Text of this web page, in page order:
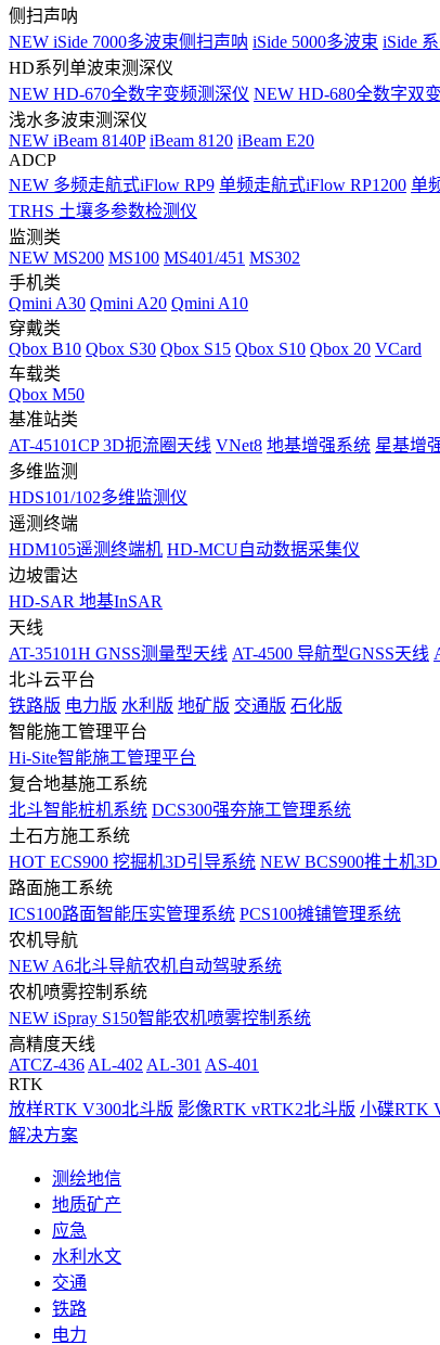
侧扫声呐
NEW iSide 7000多波束侧扫声呐 iSide 5000多波束 iSide
HD系列单波束测深仪
NEW HD-670全数字变频测深仪 NEW HD-680全数字双
浅水多波束测深仪
NEW iBeam 8140P iBeam 8120 iBeam E20
ADCP
NEW 多频走航式iFlow RP9 单频走航式iFlow RP1200 单
TRHS 土壤多参数检测仪
监测类
NEW MS200 MS100 MS401/451 MS302
手机类
Qmini A30 Qmini A20 Qmini A10
穿戴类
Qbox B10 Qbox S30 Qbox S15 Qbox S10 Qbox 20 VCard
车载类
Qbox M50
基准站类
AT-45101CP 3D扼流圈天线 VNet8 地基增强系统 星基增
多维监测
HDS101/102多维监测仪
遥测终端
HDM105遥测终端机 HD-MCU自动数据采集仪
边坡雷达
HD-SAR 地基InSAR
天线
AT-35101H GNSS测量型天线 AT-4500 导航型GNSS天线
北斗云平台
铁路版 电力版 水利版 地矿版 交通版 石化版
智能施工管理平台
Hi-Site智能施工管理平台
复合地基施工系统
北斗智能桩机系统 DCS300强夯施工管理系统
土石方施工系统
HOT ECS900 挖掘机3D引导系统 NEW BCS900推土机
路面施工系统
ICS100路面智能压实管理系统 PCS100摊铺管理系统
农机导航
NEW A6北斗导航农机自动驾驶系统
农机喷雾控制系统
NEW iSpray S150智能农机喷雾控制系统
高精度天线
ATCZ-436 AL-402 AL-301 AS-401
RTK
放样RTK V300北斗版 影像RTK vRTK2北斗版 小碟RTK
解决方案
测绘地信
地质矿产
应急
水利水文
交通
铁路
电力